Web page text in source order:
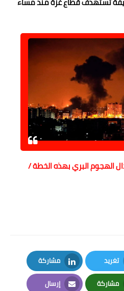
الهجوم البري بهذه الخطة /
تغريد
Twitter
مشاركة
LinkedIn
مشاركة إرسال